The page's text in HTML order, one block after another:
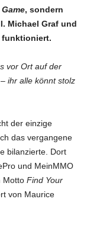
, sondern
Michael Graf und
funktioniert.
vor Ort auf der
ihr alle könnt stolz
der einzige
das vergangene
bilanzierte. Dort
und MeinMMO
Motto Find Your
von Maurice